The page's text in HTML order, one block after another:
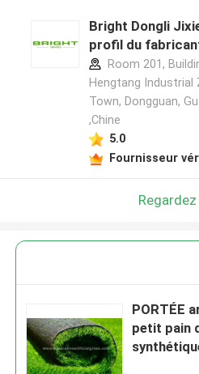
Bright Dongli
profil du
Room 201,
Hengtang Industrial
Town, Dongguan,
,Chine
5.0
Fournisseur
PORTÉE
petit pain